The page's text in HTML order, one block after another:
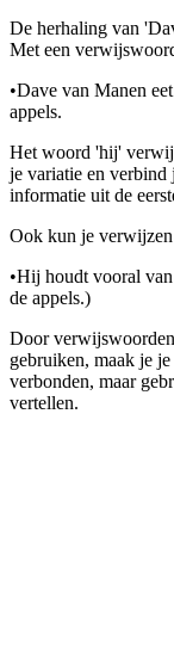
De herhaling van
Met een
•Dave van Manen
appels.
Het woord 'hij'
je variatie en verbind
informatie uit de
Ook kun je verwijzen
•Hij houdt vooral van
de appels.)
Door
gebruiken, maak je
verbonden, maar
vertellen.